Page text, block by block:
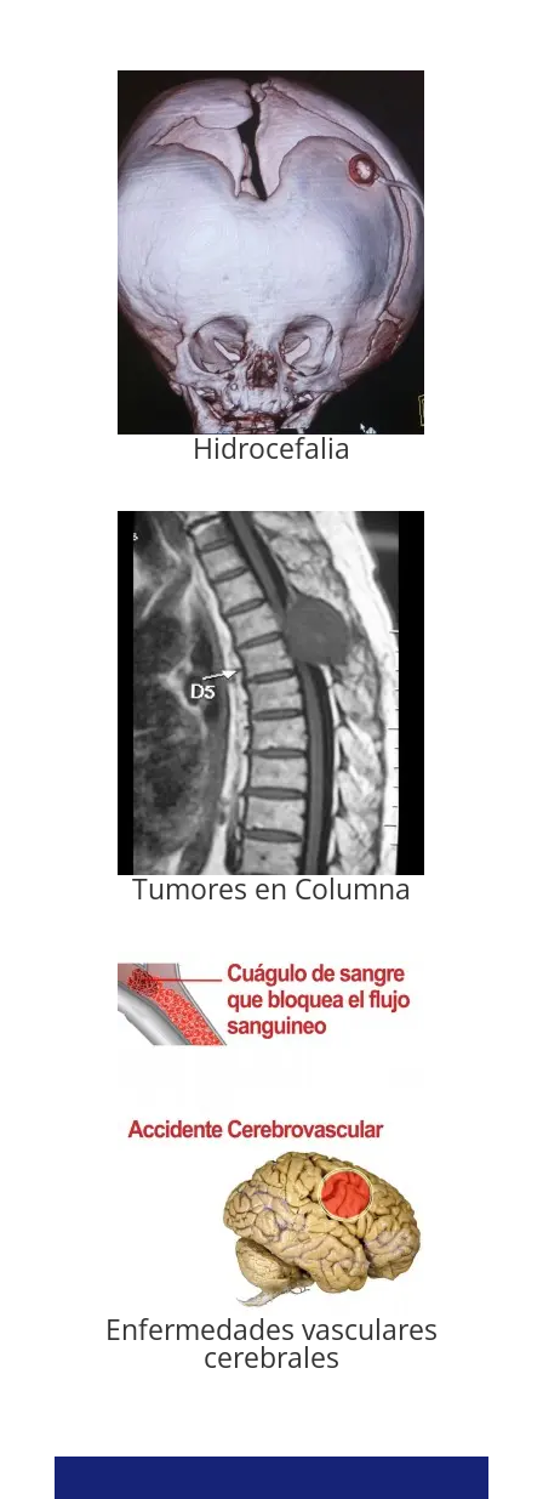
Hidrocefalia
Tumores en Columna
Enfermedades vasculares
cerebrales